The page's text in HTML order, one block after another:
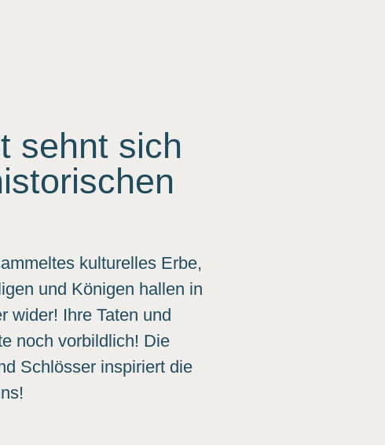
sehnt sich
kulturelles Erbe,
und Königen hallen in
wider! Ihre Taten und
noch vorbildlich! Die
Schlösser inspiriert die